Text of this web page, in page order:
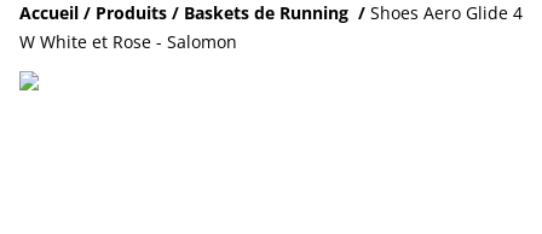
Accueil / Produits / Baskets de Running / Shoes Aero Glide 4
W White et Rose - Salomon